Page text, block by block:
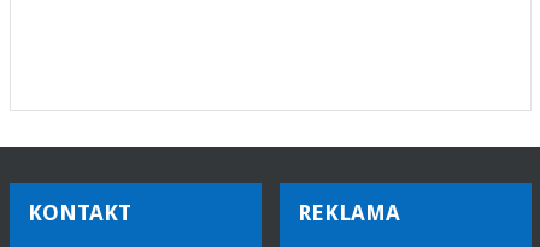
KONTAKT REKLAMA